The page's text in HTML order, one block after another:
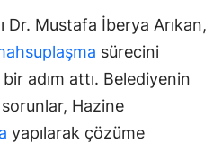
Dr. Mustafa İberya Arıkan,
sürecini
adım attı. Belediyenin
Hazine
yapılarak çözüme